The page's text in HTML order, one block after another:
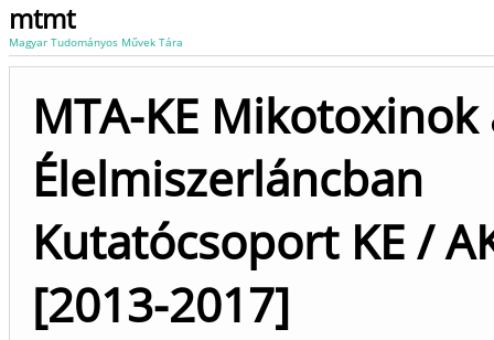
mtmt
Magyar Tudományos Művek Tára
MTA-KE Mikotoxinok
Élelmiszerláncban
Kutatócsoport KE /
[2013-2017]